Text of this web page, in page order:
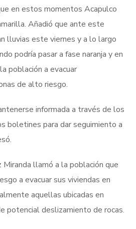
en estos momentos Acapulco
Añadió que ante este
lluvias este viernes y a lo largo
podría pasar a fase naranja y en
población a evacuar
de alto riesgo.
informada a través de los
boletines para dar seguimiento a
llamó a la población que
a evacuar sus viviendas en
aquellas ubicadas en
potencial deslizamiento de rocas.